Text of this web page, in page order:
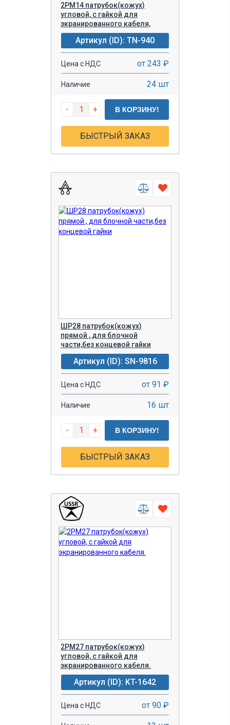
2РМ14 патрубок(кожух)
угловой, с гайкой для
экранированного кабеля,
Артикул (ID): TN-940
Цена с НДС от 243 ₽
Наличие 24 шт
- + В КОРЗИНУ!
БЫСТРЫЙ ЗАКАЗ
ШР28 патрубок(кожух)
прямой , для блочной
части,без концевой гайки
Артикул (ID): SN-9816
Цена с НДС от 91 ₽
Наличие 16 шт
- + В КОРЗИНУ!
БЫСТРЫЙ ЗАКАЗ
2РМ27 патрубок(кожух)
угловой, с гайкой для
экранированного кабеля.
Артикул (ID): KT-1642
Цена с НДС от 90 ₽